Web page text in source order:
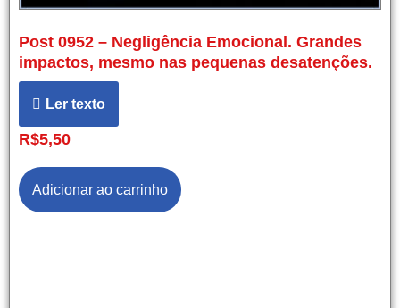
Post 0952 – Negligência Emocional. Grandes
impactos, mesmo nas pequenas desatenções.
Ler texto
R$5,50
Adicionar ao carrinho